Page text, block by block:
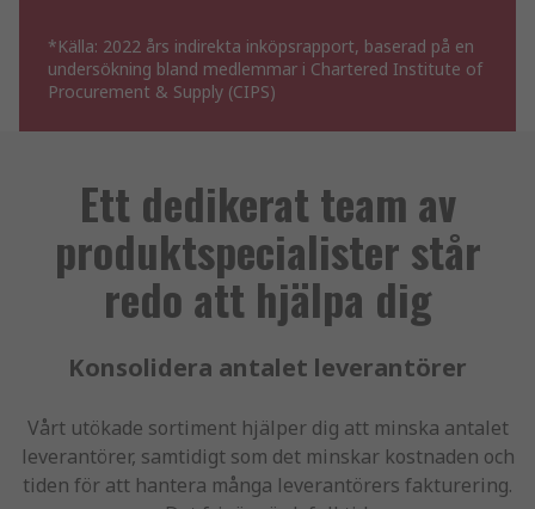
*Källa: 2022 års indirekta inköpsrapport, baserad på en
undersökning bland medlemmar i Chartered Institute of
Procurement & Supply (CIPS)
Ett dedikerat team av
produktspecialister står
redo att hjälpa dig
Konsolidera antalet leverantörer
Vårt utökade sortiment hjälper dig att minska antalet
leverantörer, samtidigt som det minskar kostnaden och
tiden för att hantera många leverantörers fakturering.